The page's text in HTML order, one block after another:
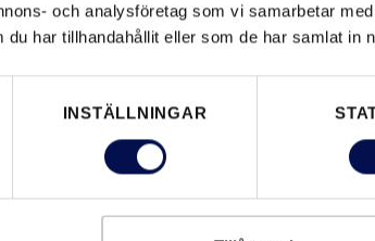
och analysföretag som vi samarbetar
du har tillhandahållit eller som de har samlat in
INSTÄLLNINGAR
| LJUS | SÄKERHET